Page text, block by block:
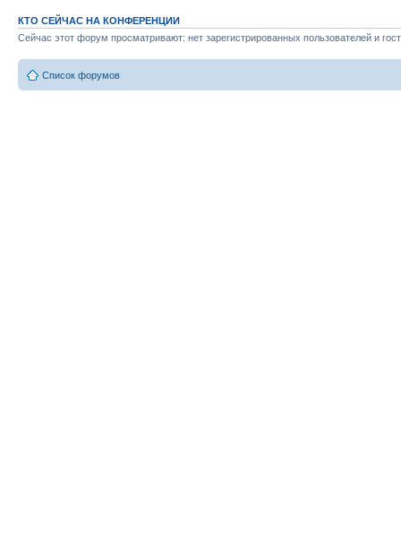
КТО СЕЙЧАС НА КОНФЕРЕНЦИИ
Сейчас этот форум просматривают: нет зарегистрированных пользователей и
Список форумов